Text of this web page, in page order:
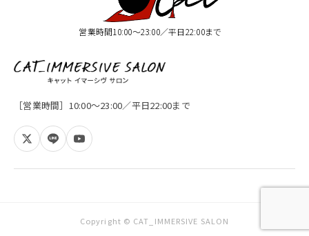
営業時間10:00〜23:00／平日22:00まで
［営業時間］10:00〜23:00／平日22:00まで
Copyright © CAT_IMMERSIVE SALON